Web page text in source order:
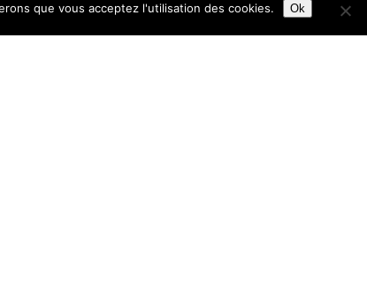
que vous acceptez l'utilisation des cookies. Ok